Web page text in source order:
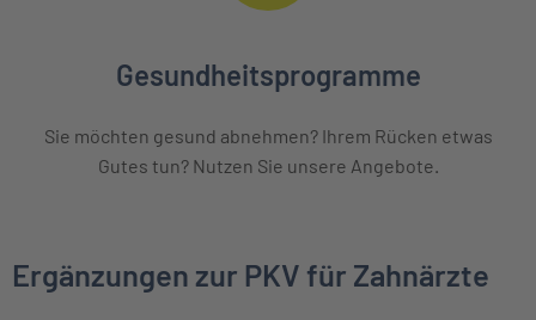
Gesundheitsprogramme
Sie möchten gesund abnehmen? Ihrem Rücken etwas
Gutes tun? Nutzen Sie unsere Angebote.
Ergänzungen zur PKV für Zahnärzte